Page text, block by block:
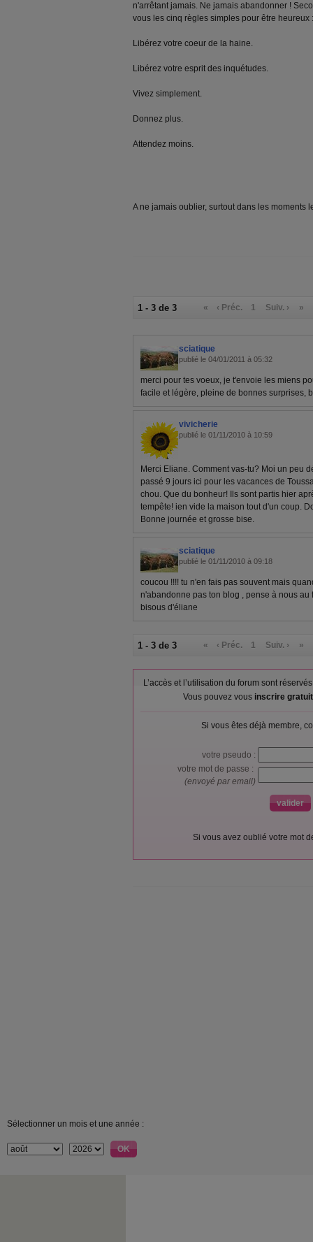
n'arrêtant jamais. Ne jamais abandonner !
vous les cinq règles simples pour être heureux :
Libérez votre coeur de la haine.
Libérez votre esprit des inquétudes.
Vivez simplement.
Donnez plus.
Attendez moins.
A ne jamais oublier, surtout dans les moments
1 - 3 de 3 « ‹ Préc. 1 Suiv. › »
sciatique
publié le 04/01/2011 à 05:32
merci pour tes voeux, je t'envoie les miens
facile et légère, pleine de bonnes surprises,
vivicherie
publié le 01/11/2010 à 10:59
Merci Eliane. Comment vas-tu? Moi un peu
passé 9 jours ici pour les vacances de
chou. Que du bonheur! Ils sont partis hier
tempête! ien vide la maison tout d'un coup.
Bonne journée et grosse bise.
sciatique
publié le 01/11/2010 à 09:18
coucou !!!! tu n'en fais pas souvent mais
n'abandonne pas ton blog , pense à nous
bisous d'éliane
1 - 3 de 3 « ‹ Préc. 1 Suiv. › »
L’accès et l’utilisation du forum sont
Vous pouvez vous inscrire
Si vous êtes déjà membre,
votre pseudo :
votre mot de passe :
(envoyé par email)
Si vous avez oublié votre mot
Sélectionner un mois et une année :